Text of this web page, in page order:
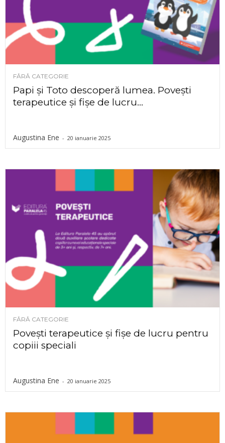
FĂRĂ CATEGORIE
Papi și Toto descoperă lumea. Povești
terapeutice și fișe de lucru...
Augustina Ene - 20 ianuarie 2025
FĂRĂ CATEGORIE
Povești terapeutice și fișe de lucru pentru
copiii speciali
Augustina Ene - 20 ianuarie 2025